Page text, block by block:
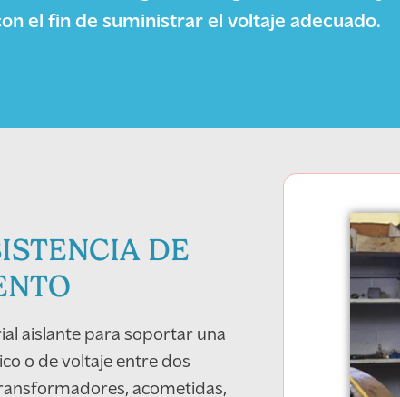
el fin de suministrar el voltaje adecuado.
DE
aislante para soportar una
o de voltaje entre dos
acometidas,